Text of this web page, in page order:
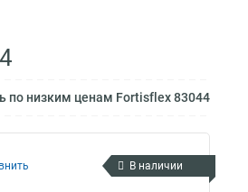
по низким ценам Fortisflex 83044
В наличии